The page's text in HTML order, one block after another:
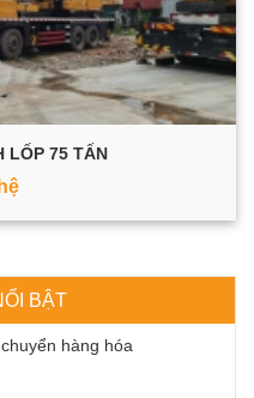
BẬT
hàng hóa
LỐP 75 TẤN